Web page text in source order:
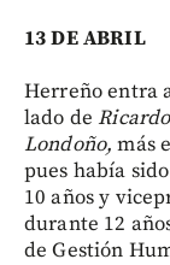
13 DE ABRIL
Herreño entra
lado de
Londoño, más
pues había
10 años y
durante 12
de Gestión